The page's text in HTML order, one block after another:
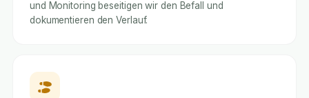
und Monitoring beseitigen wir den Befall und
dokumentieren den Verlauf.